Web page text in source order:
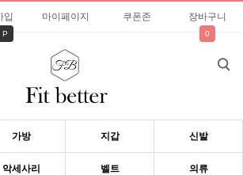
입
P
마이페이지 쿠폰존 장바구니
0
가방 지갑 신발
악세사리 벨트 의류